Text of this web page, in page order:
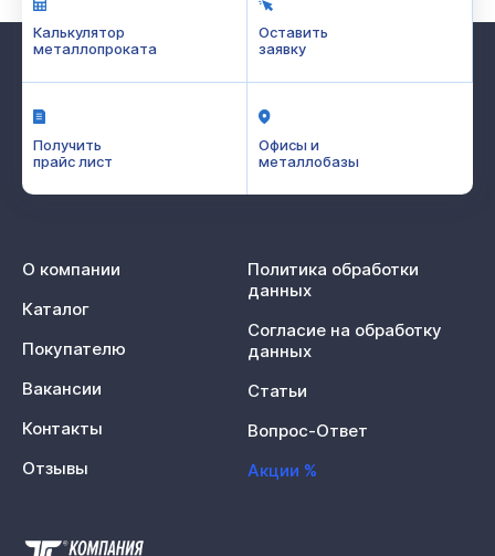
Калькулятор
металлопроката
Оставить
заявку
Получить
прайс лист
Офисы и
металлобазы
О компании
Каталог
Покупателю
Вакансии
Контакты
Отзывы
Политика обработки
данных
Согласие на обработку
данных
Статьи
Вопрос-Ответ
Акции %